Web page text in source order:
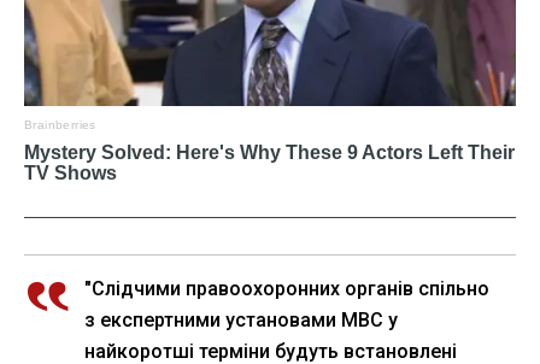
"Слідчими правоохоронних органів спільно
з експертними установами МВС у
найкоротші терміни будуть встановлені